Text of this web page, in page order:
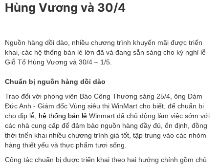
Hùng Vương và 30/4
Nguồn hàng dồi dào, nhiều chương trình khuyến mãi được triển
khai, các hệ thống bán lẻ lớn đã và đang sẵn sàng cho kỳ nghỉ lễ
Giỗ Tổ Hùng Vương và 30/4 – 1/5.
Chuẩn bị nguồn hàng dồi dào
Trao đổi với phóng viên Báo Công Thương sáng 25/4, ông Đàm
Đức Anh - Giám đốc Vùng siêu thị WinMart cho biết, để chuẩn bị
cho dịp lễ, hệ thống bán lẻ Winmart đã chủ động làm việc sớm với
các nhà cung cấp để đảm bảo nguồn hàng đầy đủ, ổn định, đồng
thời triển khai nhiều chương trình giá tốt, tập trung vào các nhóm
hàng thiết yếu và thực phẩm tươi sống.
Công tác chuẩn bị được triển khai theo hai hướng chính gồm chủ